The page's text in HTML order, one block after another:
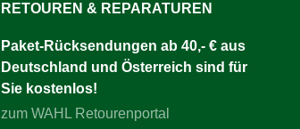
RETOUREN & REPARATUREN
Paket-Rücksendungen ab 40,- € aus
Deutschland und Österreich sind für
Sie kostenlos!
zum WAHL Retourenportal